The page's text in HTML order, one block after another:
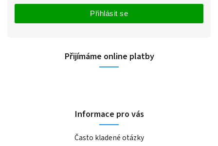
Přihlásit se
Přijímáme online platby
Informace pro vás
Často kladené otázky